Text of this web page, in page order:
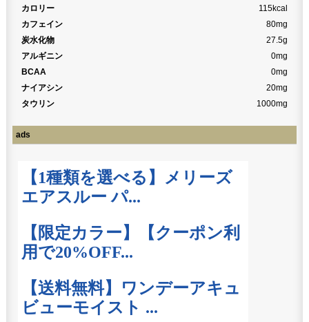
カロリー
115kcal
カフェイン
80mg
炭水化物
27.5g
アルギニン
0mg
BCAA
0mg
ナイアシン
20mg
タウリン
1000mg
ads